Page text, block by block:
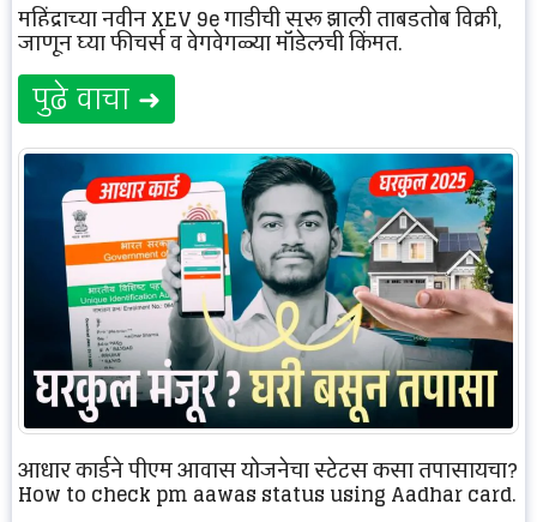
महिंद्राच्या नवीन XEV 9e गाडीची सुरू झाली ताबडतोब विक्री,
जाणून घ्या फीचर्स व वेगवेगळ्या मॉडेलची किंमत.
पुढे वाचा ➜
आधार कार्डने पीएम आवास योजनेचा स्टेटस कसा तपासायचा?
How to check pm aawas status using Aadhar card.